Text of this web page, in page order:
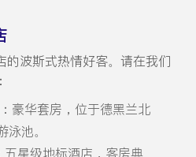
的波斯式热情好客。请在我们
豪华套房，位于德黑兰北
池。
五星级地标酒店，客房典